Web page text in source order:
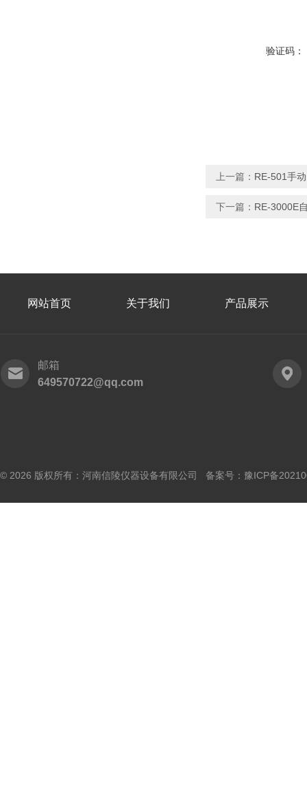
验证码：
上一篇： RE-501手
下一篇： RE-3000E
网站首页 关于我们 产品展示
邮箱
649570722@qq.com
© 2026 版权所有：河南信陵仪器设备有限公司 备案号： 豫ICP备